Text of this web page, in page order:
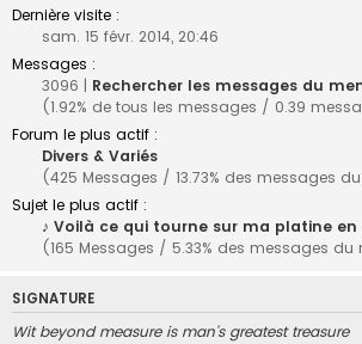
Dernière visite :
sam. 15 févr. 2014, 20:46
Messages :
3096 | Rechercher les messages du
(1.92% de tous les messages / 0.39
Forum le plus actif :
Divers & Variés
(425 Messages / 13.73% des messages
Sujet le plus actif :
♪ Voilà ce qui tourne sur ma platine
(165 Messages / 5.33% des messages du
SIGNATURE
Wit beyond measure is man's greatest treasure